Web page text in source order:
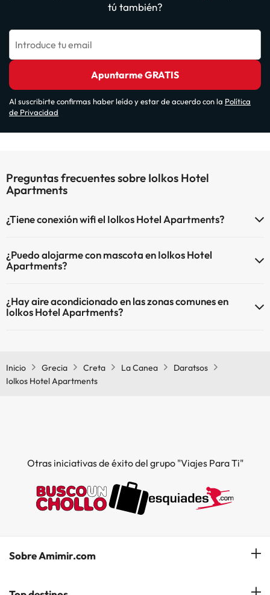
tú también?
Introduce tu email
Apuntarme GRATIS
Al suscribirte confirmas haber leído y estar de acuerdo con la Política
de Privacidad
Preguntas frecuentes sobre Iolkos Hotel
Apartments
¿Tiene conexión wifi el Iolkos Hotel Apartments?
¿Puedo alojarme con mascota en Iolkos Hotel
Apartments?
¿Hay aire acondicionado en las zonas comunes en
Iolkos Hotel Apartments?
Inicio
Grecia Creta La Canea
Daratsos
Iolkos Hotel Apartments
Otras iniciativas de éxito del grupo "Viajes Para Ti"
Sobre Amimir.com
¿Quiénes somos?